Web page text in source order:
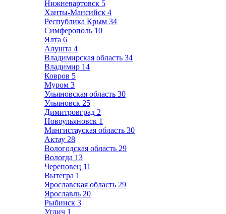
Нижневартовск 5
Ханты-Мансийск 4
Республика Крым 34
Симферополь 10
Ялта 6
Алушта 4
Владимирская область 34
Владимир 14
Ковров 5
Муром 3
Ульяновская область 30
Ульяновск 25
Димитровград 2
Новоульяновск 1
Мангистауская область 30
Актау 28
Вологодская область 29
Вологда 13
Череповец 11
Вытегра 1
Ярославская область 29
Ярославль 20
Рыбинск 3
Углич 1